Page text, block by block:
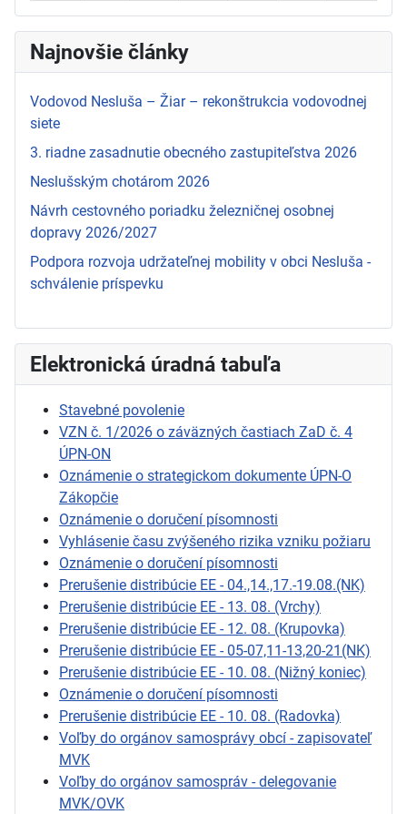
Najnovšie články
Vodovod Nesluša – Žiar – rekonštrukcia vodovodnej
siete
3. riadne zasadnutie obecného zastupiteľstva 2026
Neslušským chotárom 2026
Návrh cestovného poriadku železničnej osobnej
dopravy 2026/2027
Podpora rozvoja udržateľnej mobility v obci Nesluša -
schválenie príspevku
Elektronická úradná tabuľa
Stavebné povolenie
VZN č. 1/2026 o záväzných častiach ZaD č. 4
ÚPN-ON
Oznámenie o strategickom dokumente ÚPN-O
Zákopčie
Oznámenie o doručení písomnosti
Vyhlásenie času zvýšeného rizika vzniku požiaru
Oznámenie o doručení písomnosti
Prerušenie distribúcie EE - 04.,14.,17.-19.08.(NK)
Prerušenie distribúcie EE - 13. 08. (Vrchy)
Prerušenie distribúcie EE - 12. 08. (Krupovka)
Prerušenie distribúcie EE - 05-07,11-13,20-21(NK)
Prerušenie distribúcie EE - 10. 08. (Nižný koniec)
Oznámenie o doručení písomnosti
Prerušenie distribúcie EE - 10. 08. (Radovka)
Voľby do orgánov samosprávy obcí - zapisovateľ
MVK
Voľby do orgánov samospráv - delegovanie
MVK/OVK